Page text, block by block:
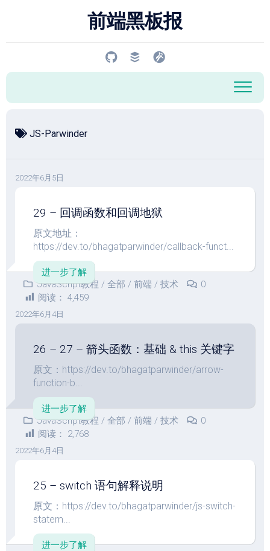
前端黑板报
JS-Parwinder
2022年6月5日
29 – 回调函数和回调地狱
原文地址：
https://dev.to/bhagatparwinder/callback-funct...
进一步了解
JavaScript教程 / 全部 / 前端 / 技术
0
阅读： 4,459
2022年6月4日
26 – 27 – 箭头函数：基础 & this 关键字
原文：https://dev.to/bhagatparwinder/arrow-
function-b...
进一步了解
JavaScript教程 / 全部 / 前端 / 技术
0
阅读：
2,768
2022年6月4日
25 – switch 语句解释说明
原文：https://dev.to/bhagatparwinder/js-switch-
statem...
进一步了解